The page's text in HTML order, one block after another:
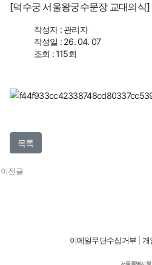
[덕수궁 서울왕궁수문장 교대의식
작성자 : 관리자
작성일 : 26. 04. 07
조회 : 115회
목록
이전글
이메일무단수집거부 |개